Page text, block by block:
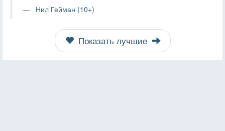
Нил Гейман (10+)
Показать лучшие